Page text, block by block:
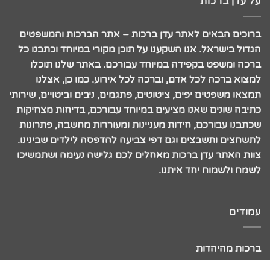
ברוכים הבאים לאתר עדן ברכות – אתר הברכות והמשפטים
הגדול בישראל. אנו השקענו על תוכן מקורי במיוחד וכתבנו כל
ברכה ומשפט בקפידה במיוחד עבורכם. באתר שלנו תוכלו
למצוא ברכה לכל אדם, וברכה לכל אירוע. כמו כן, אצלנו
תמצאו משפטים יפים, ציטוטים, פתגמים, ניבים וביטויים, שירותי
כתיבה שונים שאנו מציעים במיוחד עבורכם, בדיחות מצחיקות
שכתבנו עבורכם, חידות מעניינות ומעוררות מחשבה, פתרונות
לתשחצים ותשבצים וגם דפי צביעה להדפסה לילדים שבינינו.
צוות האתר עדן ברכות מאחלים לכם גלישה נעימה ושתמשיכו
לשמח ולשמוח יחד איתנו.
עמודים
ברכות מהיהדות